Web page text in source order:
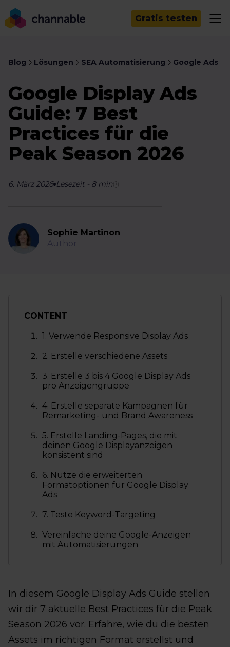
Gratis testen
Blog Lösungen SEA Automatisierung Google Ads
Google Display Ads
Guide: 7 Best
Practices für die
Peak Season 2026
6. März 2026 Lesezeit - 8min
Sophie Martinon
Author
CONTENT
1. Verwende Responsive Display Ads
2. Erstelle verschiedene Assets
3. Erstelle 3 bis 4 Google Display Ads
pro Anzeigengruppe
4. Erstelle separate Kampagnen für
Remarketing- und Brand Awareness
5. Erstelle Landing-Pages, die mit
deinen Google Displayanzeigen
konsistent sind
6. Nutze die erweiterten
Formatoptionen für Google Display
Ads
7. Teste Keyword-Targeting
Vereinfache deine Google-Anzeigen
mit Automatisierungen
In diesem Google Display Ads Guide stellen
wir dir 7 aktuelle Best Practices für die Peak
Season 2026 vor. Erfahre, wie du die besten
Assets im richtigen Format erstellst und